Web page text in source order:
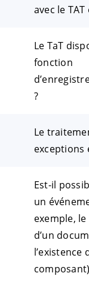
avec le TAT
Le TaT
fonction
?
Le
exceptions
Est-il
un
exemple,
d’un
l’existence